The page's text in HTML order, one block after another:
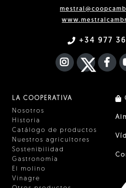
+34 977
INSTAGRAM
LA COOPERATIVA
Nosotros
Historia
Catálogo de productos
Nuestros agricultores
Sostenibilidad
Gastronomía
El molino
Vinagre